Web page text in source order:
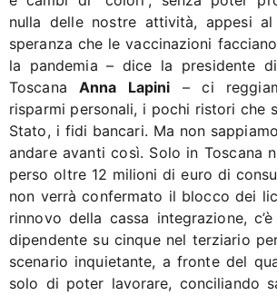
nulla delle nostre attività, appesi
speranza che le vaccinazioni
la pandemia – dice la presidente
ToscanaAnna Lapini – ci
risparmi personali, i pochi ristori che
Stato, i fidi bancari. Ma non
andare avanti così. Solo in Toscana
perso oltre 12 milioni di euro di
non verrà confermato il blocco dei
rinnovo della cassa integrazione,
dipendente su cinque nel terziario
scenario inquietante, a fronte del
solo di poter lavorare, conciliando